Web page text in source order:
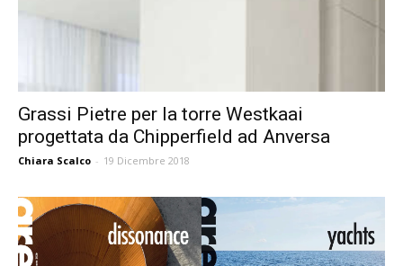
Grassi Pietre per la torre Westkaai
progettata da Chipperfield ad Anversa
Chiara Scalco - 19 Dicembre 2018